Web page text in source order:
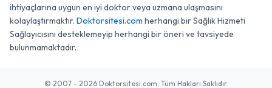
ihtiyaçlarına uygun en iyi doktor veya uzmana ulaşmasını
kolaylaştırmaktır. Doktorsitesi.com herhangi bir Sağlık Hizmeti
Sağlayıcısını desteklemeyip herhangi bir öneri ve tavsiyede
bulunmamaktadır.
© 2007 - 2026 Doktorsitesi.com. Tüm Hakları Saklıdır.